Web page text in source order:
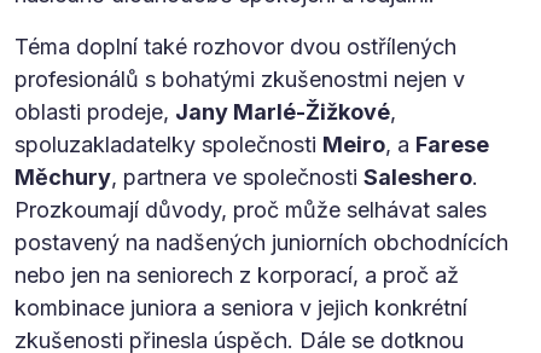
Téma doplní také rozhovor dvou ostřílených
profesionálů s bohatými zkušenostmi nejen v
oblasti prodeje, Jany Marlé-Žižkové,
spoluzakladatelky společnosti Meiro, a Farese
Měchury, partnera ve společnosti Saleshero.
Prozkoumají důvody, proč může selhávat sales
postavený na nadšených juniorních obchodnících
nebo jen na seniorech z korporací, a proč až
kombinace juniora a seniora v jejich konkrétní
zkušenosti přinesla úspěch. Dále se dotknou